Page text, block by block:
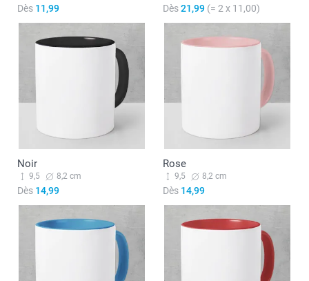
Dès 11,99 Dès21,99 (= 2 x 11,00)
Noir
9,5 8,2 cm
Dès 14,99
Rose
9,5 8,2 cm
Dès14,99